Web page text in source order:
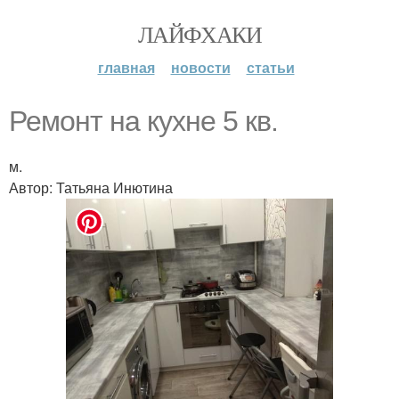
ЛАЙФХАКИ
главная новости статьи
Ремонт на кухне 5 кв.
м.
Автор: Татьяна Инютина